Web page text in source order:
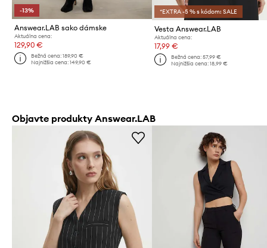
-13%
Answear.LAB sako dámske
Aktuálna cena:
129,90 €
Bežná cena:189,90 €
Najnižšia cena:149,90 €
*EXTRA -5 % s kódom: SALE
Vesta Answear.LAB
Aktuálna cena:
17,99 €
Bežná cena: 57,99 €
Najnižšia cena: 18,99 €
Objavte produkty Answear.LAB